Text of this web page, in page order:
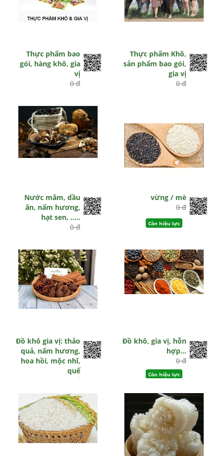
Thực phẩm bao
gói, hàng khô, gia
vị
0 đ
Thực phẩm Khô,
sản phẩm bao gói,
gia vị
0 đ
Nước mắm, dầu
ăn, nấm hương,
hạt sen, .....
0 đ
vừng / mè
0 đ
Còn hiệu lực
Đồ khô gia vị: thảo
quả, nấm hương,
hoa hồi, mộc nhĩ,
quế
0 đ
Còn hiệu lực
Đồ khô, gia vị, hỗn
hợp…
0 đ
Còn hiệu lực